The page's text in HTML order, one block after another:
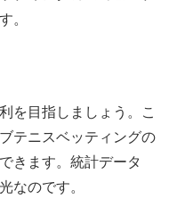
。
を目指しましょう。こ
テニスベッティングの
きます。統計データ
なのです。